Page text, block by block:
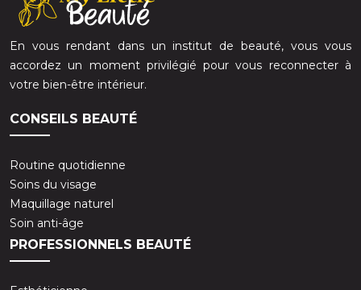
En vous rendant dans un institut de beauté, vous vous
accordez un moment privilégié pour vous reconnecter à
votre bien-être intérieur.
CONSEILS BEAUTÉ
Routine quotidienne
Soins du visage
Maquillage naturel
Soin anti-âge
PROFESSIONNELS BEAUTÉ